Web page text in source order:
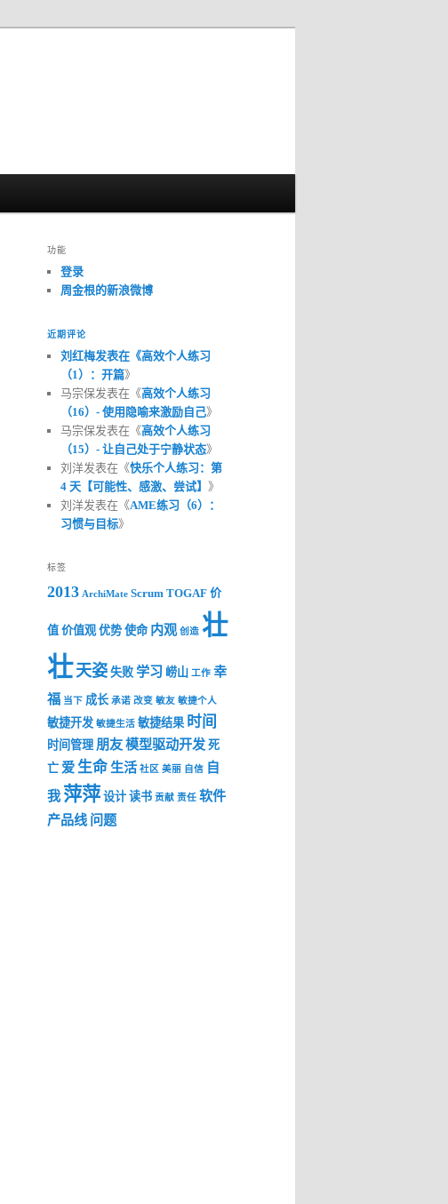
功能
登录
周金根的新浪微博
近期评论
刘红梅发表在《高效个人练习
（1）：开篇》
马宗保发表在《高效个人练习
（16）- 使用隐喻来激励自己》
马宗保发表在《高效个人练习
（15）- 让自己处于宁静状态》
刘洋发表在《快乐个人练习：第
4 天【可能性、感激、尝试】 》
刘洋发表在《AME练习（6）：
习惯与目标》
标签
2013 ArchiMate Scrum TOGAF 价
值 价值观 优势 使命 内观 创造 壮
壮 天姿 失败 学习 崂山 工作 幸
福 当下 成长 承诺 改变 敏友 敏捷个人
敏捷开发 敏捷生活 敏捷结果 时间
时间管理 朋友模型驱动开发 死
亡 爱 生命 生活 社区 美丽 自信
自
我 萍萍 设计 读书 贡献 责任 软件
产品线 问题